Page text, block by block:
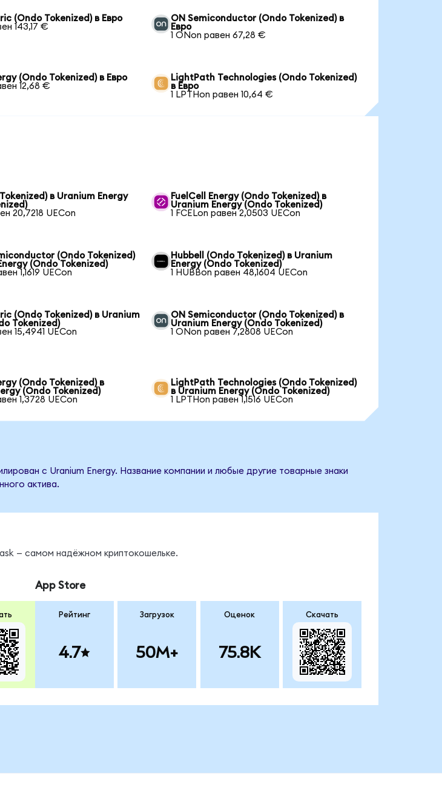
(Ondo Tokenized) в Евро
143,17 €
ON Semiconductor (Ondo Tokenized) в
Евро
1 ONon равен 67,28 €
(Ondo Tokenized) в Евро
12,68 €
LightPath Technologies (Ondo Tokenized)
в Евро
1 LPTHon равен 10,64 €
в Uranium Energy
20,7218 UECon
FuelCell Energy (Ondo Tokenized) в
Uranium Energy (Ondo Tokenized)
1 FCELon равен 2,0503 UECon
(Ondo Tokenized)
(Ondo Tokenized)
1,1619 UECon
Hubbell (Ondo Tokenized) в Uranium
Energy (Ondo Tokenized)
1 HUBBon равен 48,1604 UECon
(Ondo Tokenized) в Uranium
Tokenized)
15,4941 UECon
ON Semiconductor (Ondo Tokenized) в
Uranium Energy (Ondo Tokenized)
1 ONon равен 7,2808 UECon
(Ondo Tokenized) в
(Ondo Tokenized)
1,3728 UECon
LightPath Technologies (Ondo Tokenized)
в Uranium Energy (Ondo Tokenized)
1 LPTHon равен 1,1516 UECon
с Uranium Energy. Название компании и любые другие товарные знаки
актива.
— самом надёжном криптокошельке.
App Store
Рейтинг
4.7
Загрузок
50M+
Оценок
75.8K
Скачать